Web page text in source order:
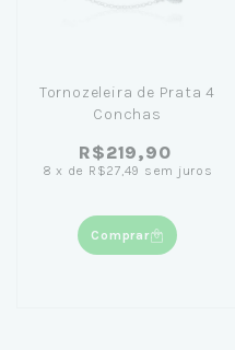
Tornozeleira de Prata 4
Conchas
R$219,90
8 x de R$27,49 sem juros
Comprar